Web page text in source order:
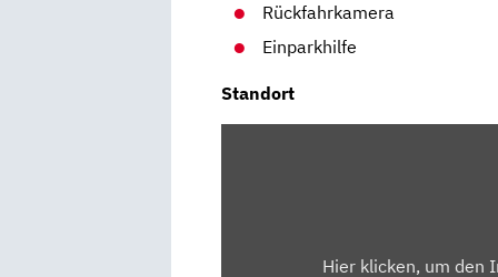
Rückfahrkamera
Einparkhilfe
Standort
Hier klicken, um den